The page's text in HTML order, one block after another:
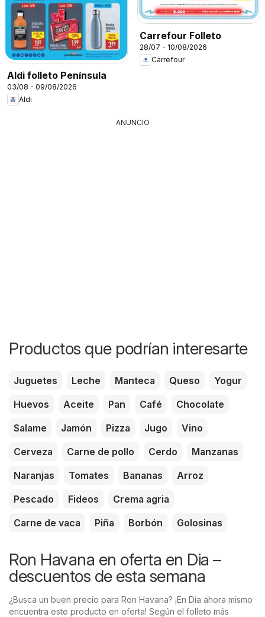
Aldi folleto Península
03/08 - 09/08/2026
Aldi
Carrefour Folleto
28/07 - 10/08/2026
Carrefour
ANUNCIO
Productos que podrían interesarte
Juguetes Leche Manteca Queso
Yogur
Huevos
Aceite Pan Café
Chocolate
Salame
Jamón Pizza Jugo
Vino
Cerveza
Carne de pollo Cerdo
Manzanas
Naranjas
Tomates Bananas
Arroz
Pescado
Fideos
Crema agria
Carne de vaca
Piña Borbón Golosinas
Ron Havana en oferta en Dia –
descuentos de esta semana
¿Busca un buen precio para Ron Havana? ¡En Dia ahora mismo
encuentra este producto en oferta! Según el folleto más